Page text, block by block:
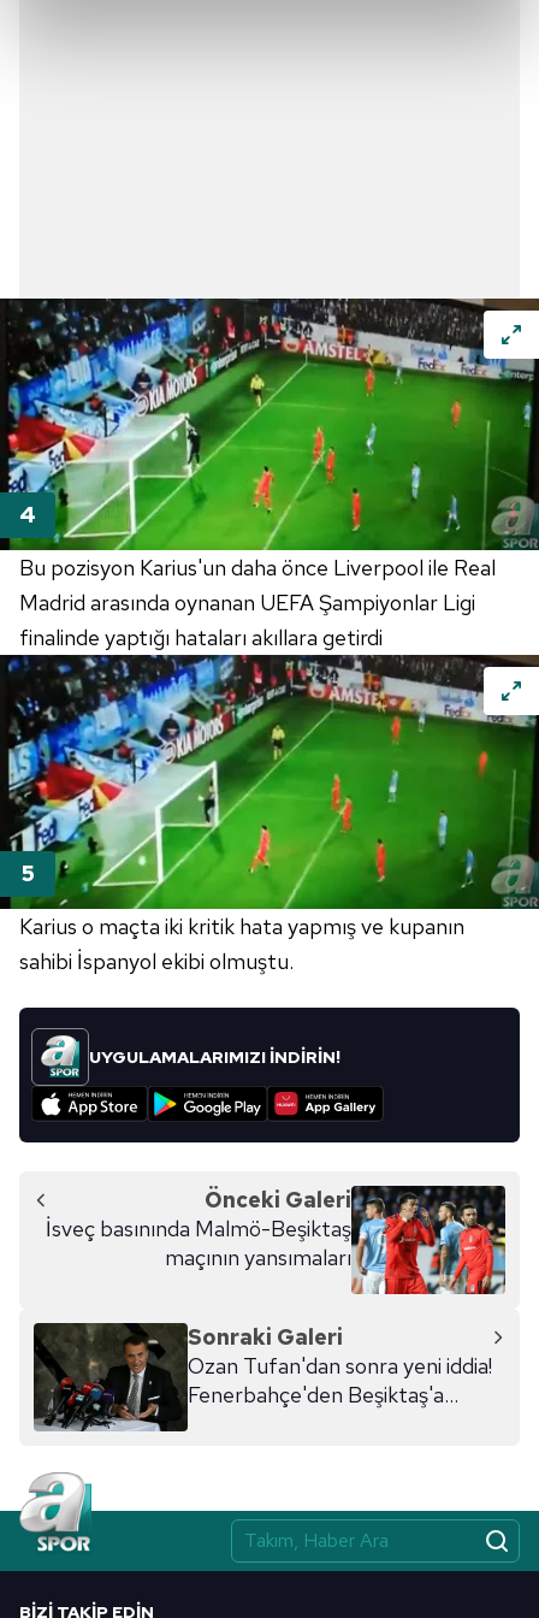
toplumu hizmetlerinin sunulması amacıyla
kullanılmaktadır. Diğer çerezler, sitemizin daha işlevsel
kılınması ve kişiselleştirilmesi ve sizlere yönelik
reklam/pazarlama faaliyetlerinin yapılması, amaçlarıyla
sınırlı olarak açık rızanız dahilinde kullanılacaktır.
Çerezlere ilişkin tercihlerinizi aşağıda yer alan panel
vasıtasıyla belirleyebilirsiniz. Çerezlere ilişkin detaylı bilgi
için Ayarlar butonuna tıklayabilir,
Çerez Bilgilendirme
Metnimiziziyaret edebilirsiniz.
6698 sayılı Kişisel Verilerin Korunması Kanunu uyarınca
hazırlanmış Aydınlatma Metnimizi okumak ve sitemizde
ilgili mevzuata uygun olarak kullanılan çerezlerle ilgili bilgi
almak için lütfentıklayınız.
Bu pozisyon Karius'un daha önce Liverpool ile Real
Madrid arasında oynanan UEFA Şampiyonlar Ligi
finalinde yaptığı hataları akıllara getirdi
Karius o maçta iki kritik hata yapmış ve kupanın
sahibi İspanyol ekibi olmuştu.
UYGULAMALARIMIZI İNDİRİN!
Önceki Galeri
İsveç basınında Malmö-Beşiktaş
maçının yansımaları
Sonraki Galeri
Ozan Tufan'dan sonra yeni iddia!
Fenerbahçe'den Beşiktaş'a...
BIZI TAKIP EDIN